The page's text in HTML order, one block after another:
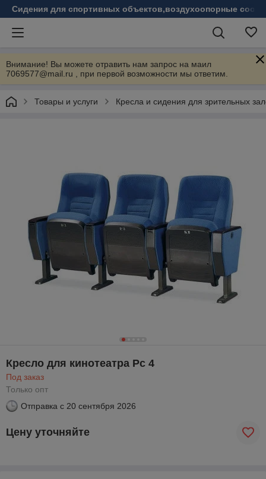
Сидения для спортивных объектов,воздухоопорные
Внимание! Вы можете отравить нам запрос на маил
7069577@mail.ru , при первой возможности мы ответим.
Товары и услуги Кресла и сидения для зрительных
Кресло для кинотеатра Рс 4
Под заказ
Только опт
Отправка с 20 сентября 2026
Цену уточняйте